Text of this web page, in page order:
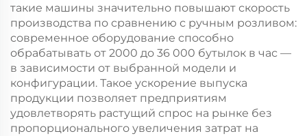
такие машины значительно повышают скорость
производства по сравнению с ручным розливом:
современное оборудование способно
обрабатывать от 2000 до 36 000 бутылок в час —
в зависимости от выбранной модели и
конфигурации. Такое ускорение выпуска
продукции позволяет предприятиям
удовлетворять растущий спрос на рынке без
пропорционального увеличения затрат на